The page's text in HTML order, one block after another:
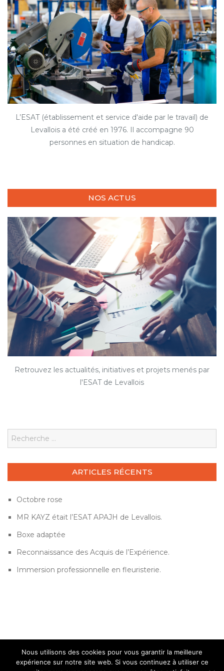
L’ESAT (établissement et service d'aide par le travail) de
Levallois a été créé en 1976. Il accompagne 90
personnes en situation de handicap.
NOS ACTUS
Retrouvez les actualités, initiatives et projets menés par
l'ESAT de Levallois
Search
ARTICLES RÉCENTS
Octobre rose
MR KAYZ était l’ESAT APAJH de Levallois.
Boxe adaptée
Reconnaissance des Acquis de l’Expérience.
Immersion professionnelle en fleuristerie.
Nous utilisons des cookies pour vous garantir la meilleure
expérience sur notre site web. Si vous continuez à utiliser ce